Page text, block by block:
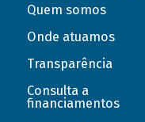
Quem somos
Onde atuamos
Transparência
Consulta a
financiamentos